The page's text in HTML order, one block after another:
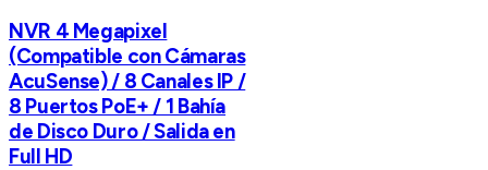
NVR 4 Megapixel
(Compatible con Cámaras
AcuSense) / 8 Canales IP /
8 Puertos PoE+ / 1 Bahía
de Disco Duro / Salida en
Full HD